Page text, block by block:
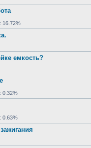
16.72%
емкость?
0.32%
0.63%